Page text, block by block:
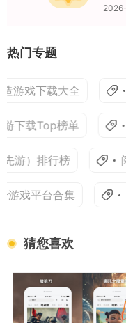
热门专题
游戏下载大全
下载Top榜单
游）排行榜
戏平台合集
猜您喜欢